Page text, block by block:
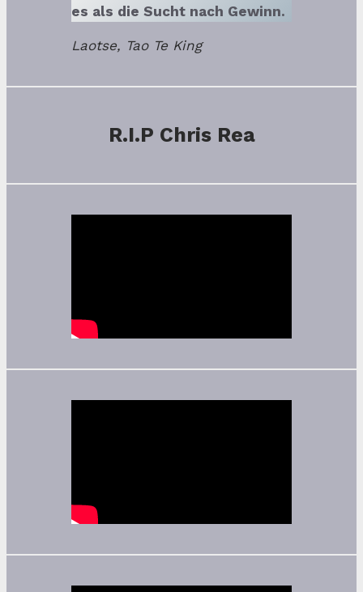
es als die Sucht nach Gewinn.
Laotse, Tao Te King
R.I.P Chris Rea